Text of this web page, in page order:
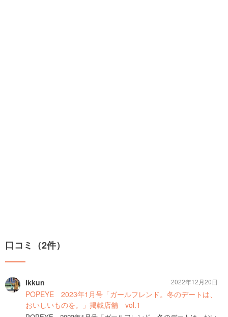
口コミ（2件）
Ikkun
POPEYE 2023年1月号「ガールフレンド。冬のデートは、
おいしいものを。」掲載店舗 vol.1
2022年12月20日